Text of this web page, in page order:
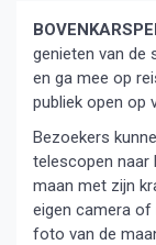
genieten van de
en ga mee op
publiek open op
Bezoekers
telescopen naar
maan met zijn
eigen camera
foto van de